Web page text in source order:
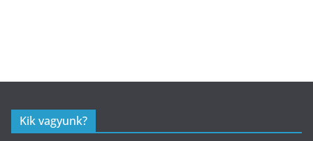
Kik vagyunk?